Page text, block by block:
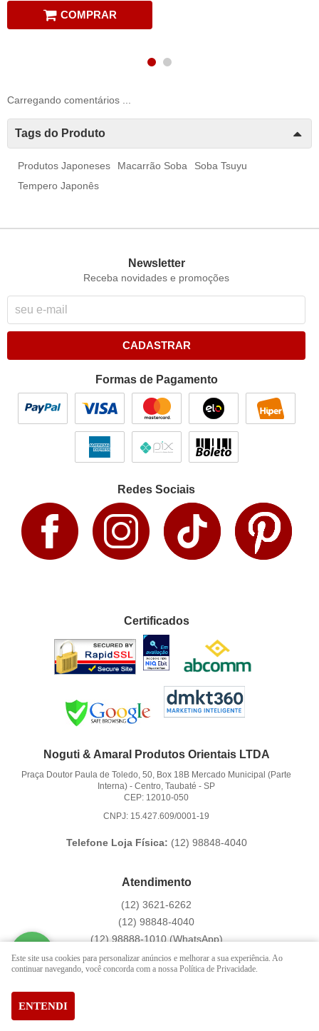
COMPRAR
Carregando comentários ...
Tags do Produto
Produtos Japoneses Macarrão Soba
Soba Tsuyu
Tempero Japonês
Newsletter
Receba novidades e promoções
CADASTRAR
Formas de Pagamento
Redes Sociais
Certificados
Noguti & Amaral Produtos Orientais LTDA
Praça Doutor Paula de Toledo, 50, Box 18B Mercado Municipal (Parte
Interna) -Centro, Taubaté -SP
CEP: 12010-050
CNPJ: 15.427.609/0001-19
Telefone Loja Física: (12) 98848-4040
Atendimento
(12) 3621-6262
(12) 98848-4040
(12)98888-1010(WhatsApp)
Segunda a Sexta das 9:00h às 16:00h
contato@hachi8.com.br
Este site usa cookies para personalizar anúncios e melhorar a sua experiência. Ao
continuar navegando, você concorda com a nossa Política de Privacidade.
ENTENDI